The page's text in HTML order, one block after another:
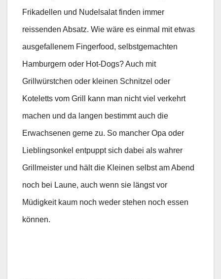
Frikadellen und Nudelsalat finden immer
reissenden Absatz. Wie wäre es einmal mit etwas
ausgefallenem Fingerfood, selbstgemachten
Hamburgern oder Hot-Dogs? Auch mit
Grillwürstchen oder kleinen Schnitzel oder
Koteletts vom Grill kann man nicht viel verkehrt
machen und da langen bestimmt auch die
Erwachsenen gerne zu. So mancher Opa oder
Lieblingsonkel entpuppt sich dabei als wahrer
Grillmeister und hält die Kleinen selbst am Abend
noch bei Laune, auch wenn sie längst vor
Müdigkeit kaum noch weder stehen noch essen
können.